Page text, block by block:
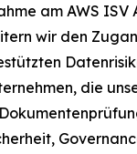
am AWS
wir den
die